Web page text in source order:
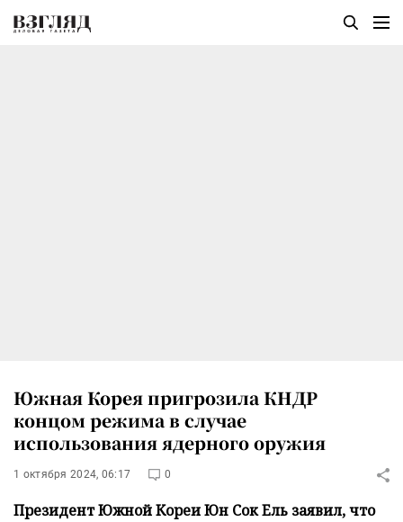
Южная Корея пригрозила КНДР
концом режима в случае
использования ядерного оружия
1 октября 2024, 06:17 0
Президент Южной Кореи Юн Сок Ель заявил, что